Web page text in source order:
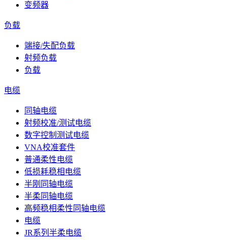
变频器
负载
端接/失配负载
射频负载
负载
电缆
同轴电缆
射频校准/测试电缆
数字控制测试电缆
VNA校准套件
普通柔性电缆
低损耗稳相电缆
半刚同轴电缆
半柔同轴电缆
高频稳相柔性同轴电缆
电缆
JR系列半柔电缆